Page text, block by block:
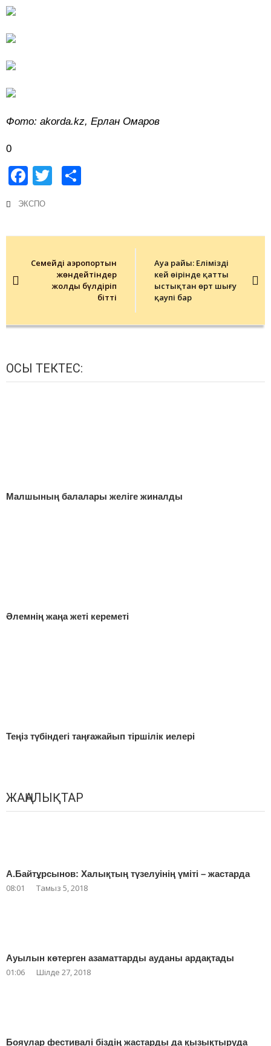
Фото: akorda.kz, Ерлан Омаров
0
Facebook
Twitter
ЭКСПО
navigation
Семейдің аэропортын
жөндейтіндер
жолды бүлдіріп
бітті
Ауа райы: Еліміздің
кей өңірінде қатты
ыстықтан өрт шығу
қаупі бар
ОСЫ ТЕКТЕС:
Малшының балалары желіге жиналды
Әлемнің жаңа жеті кереметі
Теңіз түбіндегі таңғажайып тіршілік иелері
ЖАҢАЛЫҚТАР
А.Байтұрсынов: Халықтың түзелуінің үміті – жастарда
08:01 Тамыз 5, 2018
Ауылын көтерген азаматтарды ауданы ардақтады
01:06 Шілде 27, 2018
Бояулар фестивалі біздің жастарды да қызықтыруда